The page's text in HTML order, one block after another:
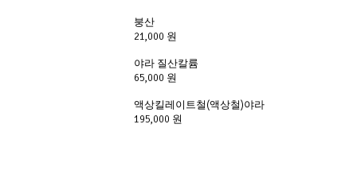
붕산
21,000 원
야라 질산칼륨
65,000 원
액상킬레이트철(액상철)야라
195,000 원